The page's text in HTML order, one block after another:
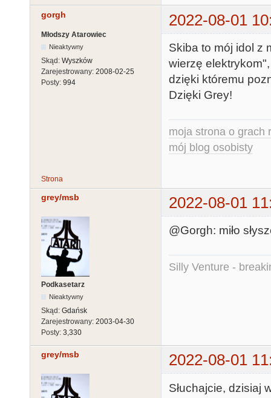
gorgh 2022-08-01
Młodszy Atarowiec
Nieaktywny
Skąd: Wyszków
Zarejestrowany: 2008-02-25
Posty: 994
Skiba to mój idol z
wierzę
dzięki któremu
Dzięki Grey!
moja strona o grach
mój blog osobisty
Strona
grey/msb 2022-08-01
Podkasetarz
Nieaktywny
Skąd: Gdańsk
Zarejestrowany: 2003-04-30
Posty: 3,330
@Gorgh: miło
Silly Venture -
grey/msb 2022-08-01
Słuchajcie, dzisiaj